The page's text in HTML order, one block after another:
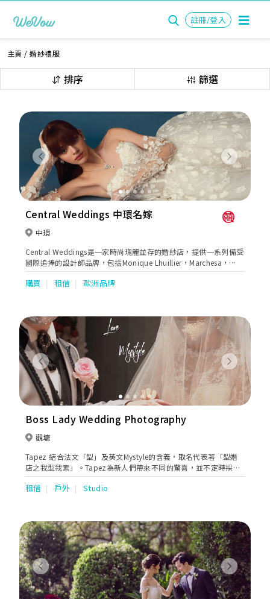
註冊/登入
主頁 /婚紗禮服
排序 篩選
Previous Next
Central Weddings 中環名嫁
中環
Central Weddings是一家時尚瑰麗並存的婚紗店，提供一系列備受
國際追捧的設計師品牌，包括Monique Lhuillier，Marchesa，
Alessandra Rinaudo ，Badgley Mischka及Chana Marelus等。這
裡有最高品質的禮服讓有品味有要求的新娘子打造各色各樣的造
服探索的時光成為她們真正難忘的旅程。
購買 租借 歐洲品牌
Previous Next
Boss Lady Wedding Photography
觀塘
Tapez 結合法文「型」及英文Mystyle的含義，取名代表著「型婚
店之我型我素」。Tapez為新人們帶來不同的驚喜，並不定時採購
/ 搜尋不同的款式，包括更型、更潮、更典雅、更華麗的婚紗、晚
裝、男禮服，令一眾準新人不論是外影或在最特別的大日子中，都
租借 戶外 Studio
Previous Next